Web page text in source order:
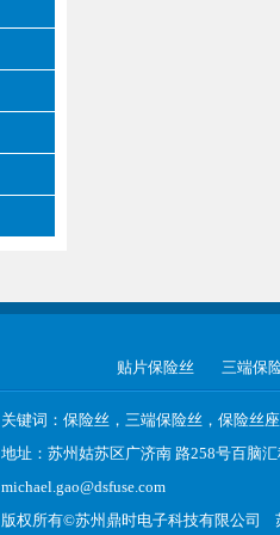
贴片保险丝 三端保
关键词：保险丝，三端保险丝，保险丝
地址：苏州姑苏区广济南 路258号百脑
michael.gao@dsfuse.com
版权所有©苏州鼎时电子科技有限公司